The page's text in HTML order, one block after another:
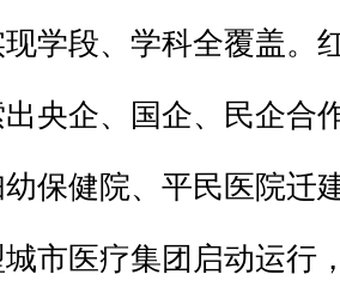
学段、学科全覆盖。
央企、国企、民企合
保健院、平民医院迁
市医疗集团启动运行